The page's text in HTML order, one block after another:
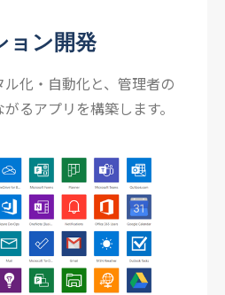
ョン開発
化・自動化と、管理者の
るアプリを構築します。